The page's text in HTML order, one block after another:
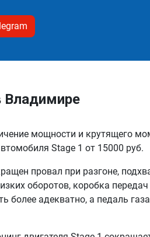
Владимире
мощности и крутящего
Stage 1 от 15000 руб.
провал при разгоне,
оборотов, коробка передач
более адекватно, а педаль